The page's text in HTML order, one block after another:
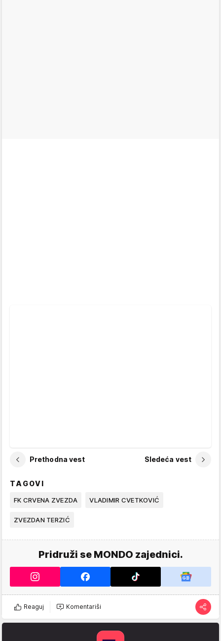
Prethodna vest Sledeća vest
TAGOVI
FK CRVENA ZVEZDA VLADIMIR CVETKOVIĆ
ZVEZDAN TERZIĆ
Pridruži se MONDO zajednici.
Reaguj Komentariši